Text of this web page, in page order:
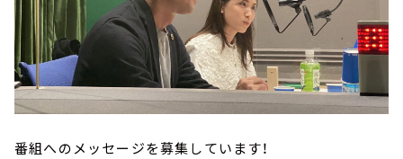
番組へのメッセージを募集しています！